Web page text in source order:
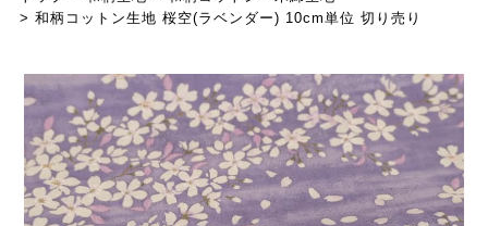
和柄コットン生地 桜空(ラベンダー) 10cm単位 切り売り